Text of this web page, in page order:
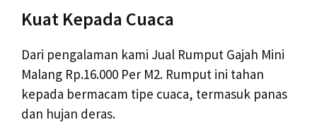
Kuat Kepada Cuaca
Dari pengalaman kami Jual Rumput Gajah Mini
Malang Rp.16.000 Per M2. Rumput ini tahan
kepada bermacam tipe cuaca, termasuk panas
dan hujan deras.